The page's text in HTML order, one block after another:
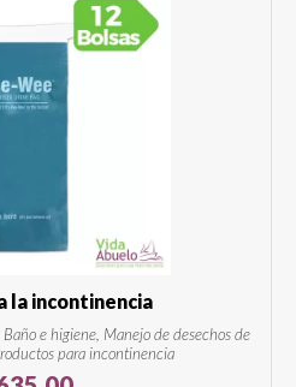
la incontinencia
e higiene, Manejo de desechos de
para incontinencia